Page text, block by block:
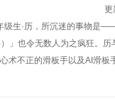
更
级生·历，所沉迷的事物是
」也令无数人为之疯狂。
术不正的滑板手以及AI滑